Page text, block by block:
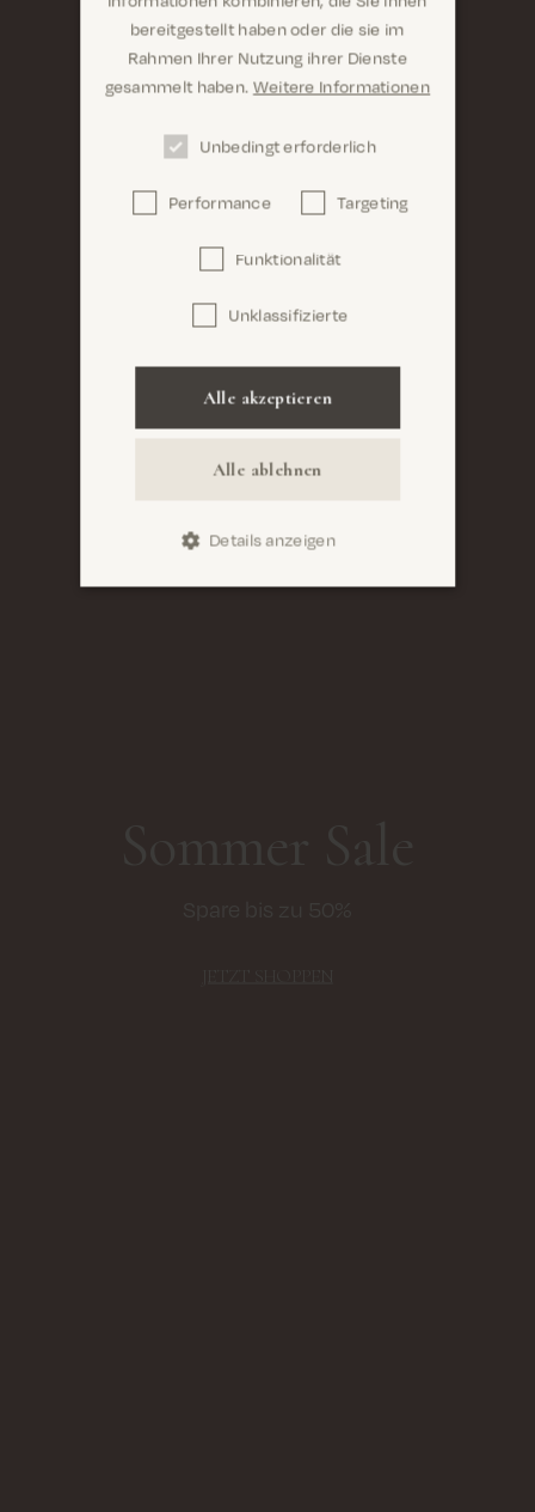
Sind Sie hier richtig? Es sieht so aus, als wären Sie
dabei United States
Confirm
bereitgestellt haben oder die sie im
Rahmen Ihrer Nutzung ihrer Dienste
gesammelt haben. Weitere Informationen
Unbedingt erforderlich
Performance Targeting
Funktionalität
Unklassifizierte
Alle akzeptieren
Alle ablehnen
Details anzeigen